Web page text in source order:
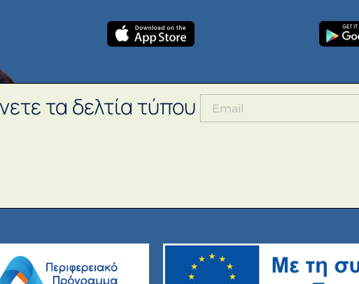
τα δελτία τύπου